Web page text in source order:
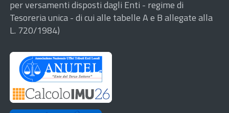
per versamenti disposti dagli Enti - regime di
Tesoreria unica - di cui alle tabelle A e B allegate alla
L. 720/1984)